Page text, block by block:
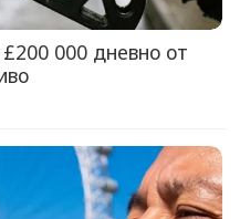
000 дневно от